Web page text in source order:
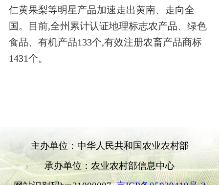
仁黄果梨等明星产品加速走出黄南、走向全
国。目前,全州累计认证地理标志农产品、绿色
食品、有机产品133个,有效注册农畜产品商标
1431个。
主办单位：中华人民共和国农业农村部
承办单位：农业农村部信息中心